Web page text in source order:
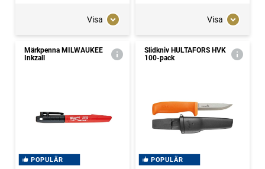
Visa Visa
Märkpenna MILWAUKEE
Inkzall
POPULÄR
Slidkniv HULTAFORS HVK
100-pack
POPULÄR